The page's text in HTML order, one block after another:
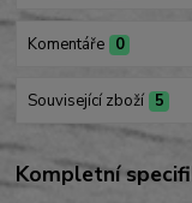
Komentáře 0
Související zboží 5
Kompletní